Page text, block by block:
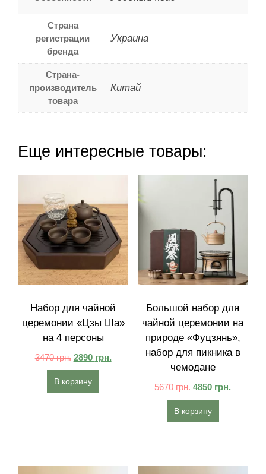
Страна
регистрации
бренда
Украина
Страна-
производитель
товара
Китай
Еще интересные товары:
Набор для чайной
церемонии «Цзы Ша»
на 4 персоны
3470грн. 2890 грн.
В корзину
Большой набор для
чайной церемонии на
природе «Фуцзянь»,
набор для пикника в
чемодане
5670грн. 4850 грн.
В корзину